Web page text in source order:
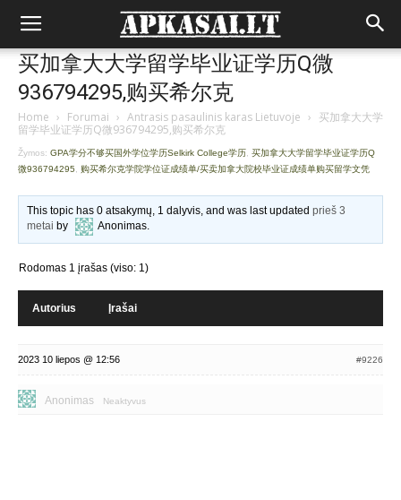
买加拿大大学留学毕业证学历Q微
936794295,购买希尔克
Home › Forumai › Antrasis pasaulinis karas Lietuvoje › 买加拿大大学
留学毕业证学历Q微936794295,购买希尔克
Žymos: GPA学分不够买国外学位学历Selkirk College学历 买加拿大大学留学毕业证学历Q
微936794295
购买希尔克学院学位证成绩单/买卖加拿大院校毕业证成绩单购买留学文凭
This topic has 0 atsakymų, 1 dalyvis, and was last updatedprieš 3
metai by Anonimas.
Rodomas 1 įrašas (viso: 1)
Autorius Įrašai
2023 10 liepos @ 12:56 #9226
Anonimas Neaktyvus